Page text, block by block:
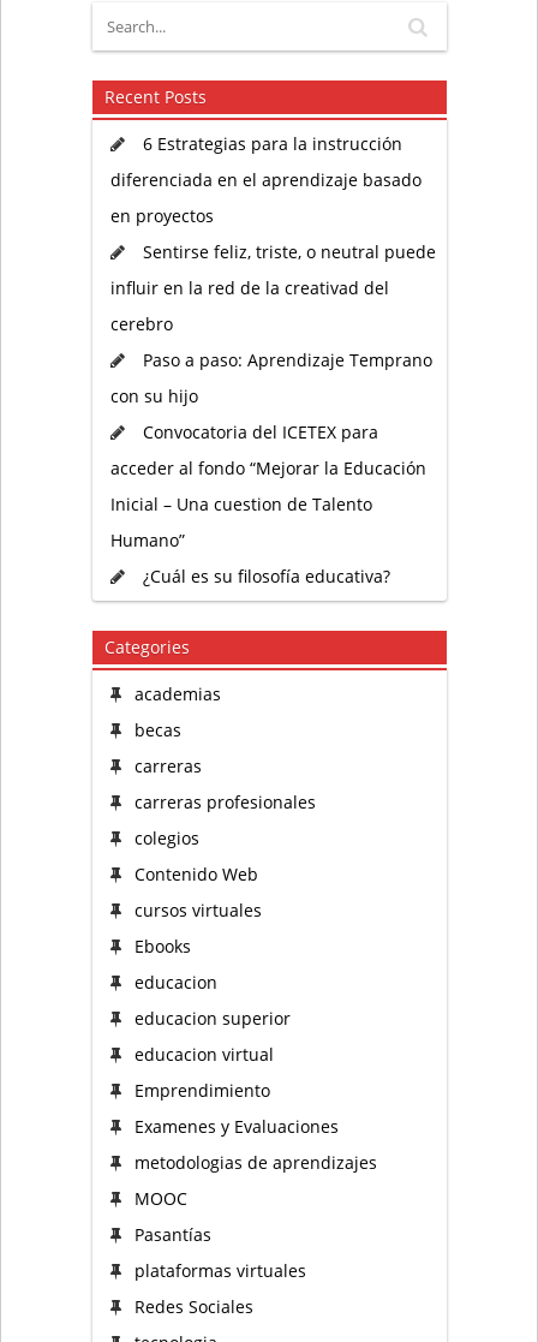
Recent Posts
6 Estrategias para la instrucción
diferenciada en el aprendizaje basado
en proyectos
Sentirse feliz, triste, o neutral puede
influir en la red de la creativad del
cerebro
Paso a paso: Aprendizaje Temprano
con su hijo
Convocatoria del ICETEX para
acceder al fondo “Mejorar la Educación
Inicial – Una cuestion de Talento
Humano”
¿Cuál es su filosofía educativa?
Categories
academias
becas
carreras
carreras profesionales
colegios
Contenido Web
cursos virtuales
Ebooks
educacion
educacion superior
educacion virtual
Emprendimiento
Examenes y Evaluaciones
metodologias de aprendizajes
MOOC
Pasantías
plataformas virtuales
Redes Sociales